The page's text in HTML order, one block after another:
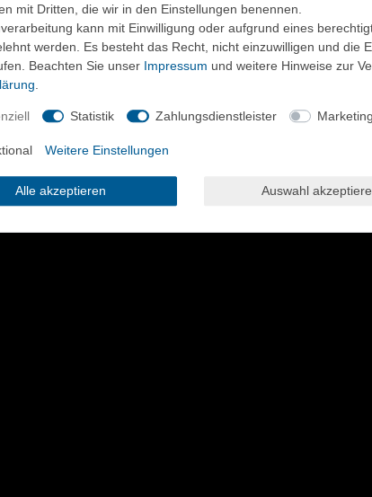
mit Dritten, die wir in den Einstellungen benennen.
kann mit Einwilligung oder aufgrund eines
werden. Es besteht das Recht, nicht einzuwilligen und die
Beachten Sie unser Impressum und weitere Hinweise zur
Statistik Zahlungsdienstleister Marketing
Weitere Einstellungen
Alle akzeptieren Auswahl